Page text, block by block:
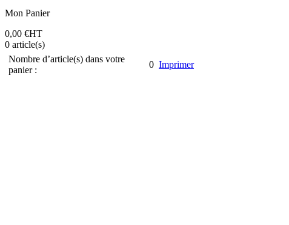
Mon Panier
0,00 €HT
0 article(s)
Nombre d’article(s) dans votre
panier :
0 Imprimer